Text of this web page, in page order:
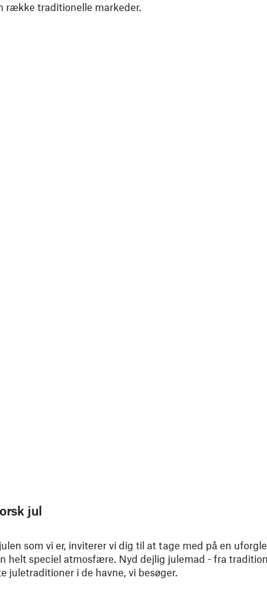
række traditionelle markeder.
jul
som vi er, inviterer vi dig til at tage med på en
helt speciel atmosfære. Nyd dejlig julemad - fra
juletraditioner i de havne, vi besøger.